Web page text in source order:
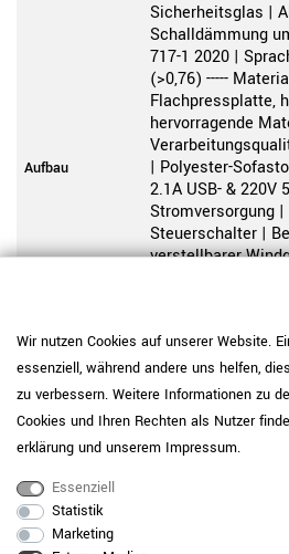
Aufbau
Sicherheitsglas |
Schalldämmung
717-1 2020 |
(>0,76) -----
Flachpressplatte,
hervorragende
| Polyester-
2.1A USB- & 220V
Stromversorgung
Steuerschalter |
verstellbarer
einstellbarer
mit 5W, 160LM,
Leistung 1kW
Farbe 3 attraktive
Wir nutzen Cookies auf unserer Website.
essenziell, während andere uns helfen,
zu verbessern. Weitere Informationen zu
Cookies und Ihren Rechten als Nutzer
erklärung und unserem Impressum.
Essenziell
Statistik
Marketing